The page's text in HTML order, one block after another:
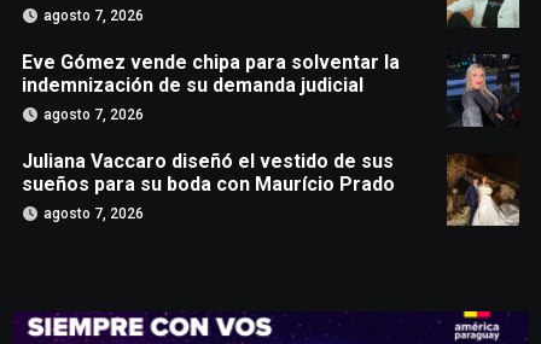
agosto 7, 2026
Eve Gómez vende chipa para solventar la
indemnización de su demanda judicial
agosto 7, 2026
Juliana Vaccaro diseñó el vestido de sus
sueños para su boda con Maurício Prado
agosto 7, 2026